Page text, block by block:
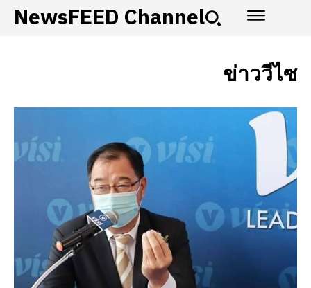
NewsFEED Channel
ข่าววีไซ